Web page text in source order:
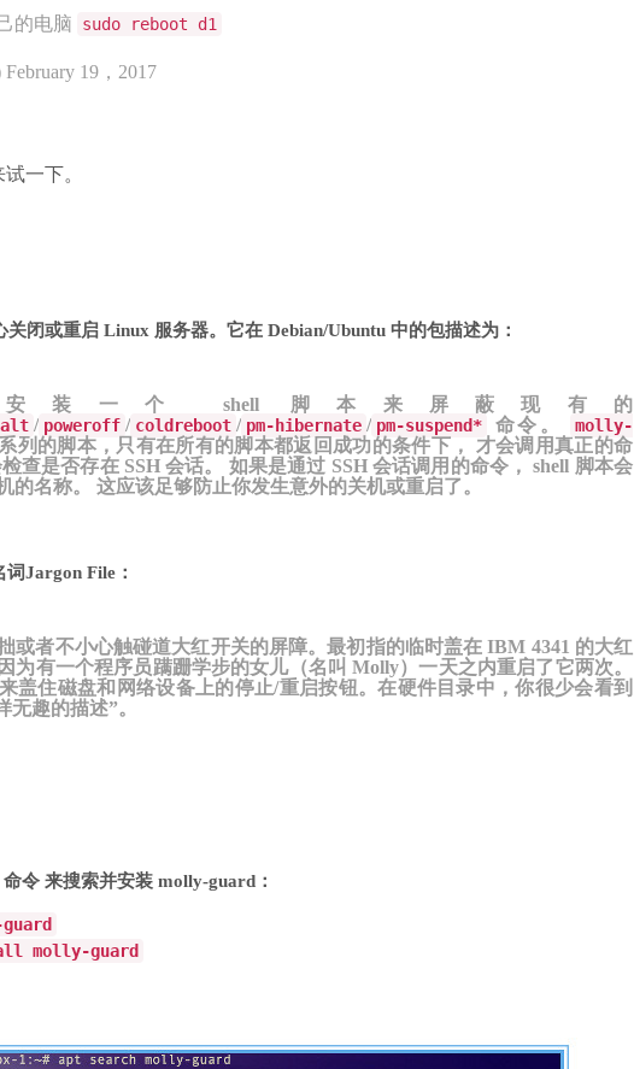
的电脑 sudo reboot d1
19，2017
一下。
关闭或重启 Linux 服务器。它在 Debian/Ubuntu 中的包描述为：
装一个 shell 脚本来屏蔽现有的
/ poweroff / coldreboot / pm-hibernate / pm-suspend* 命令。
molly-
列的脚本，只有在所有的脚本都返回成功的条件下， 才会调用真正的命
查是否存在 SSH 会话。 如果是通过 SSH 会话调用的命令， shell 脚本会
的名称。 这应该足够防止你发生意外的关机或重启了。
Jargon File：
或者不小心触碰道大红开关的屏障。最初指的临时盖在 IBM 4341 的大红
为有一个程序员蹒跚学步的女儿（名叫 Molly）一天之内重启了它两次。
盖住磁盘和网络设备上的停止/重启按钮。在硬件目录中，你很少会看到
无趣的描述”。
命令 来搜索并安装 molly-guard：
guard
molly-guard